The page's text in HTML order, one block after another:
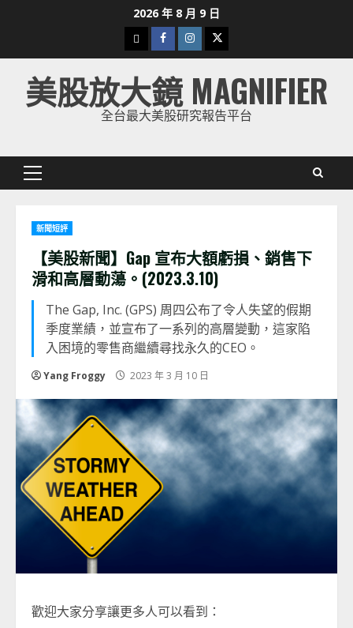
2026 年 8 月 9 日
下
載
美
股
Facebook
Instagram
Twitter
美股放大鏡 MAGNIFIER
全台最大美股研究報告平台
Primary
新聞短評
【美股新聞】Gap 宣布大額虧損、銷售下
滑和高層動蕩。(2023.3.10)
The Gap, Inc. (GPS) 周四公布了令人失望的假期
季度業績，並宣布了一系列的高層變動，這家陷
入困境的零售商繼續尋找永久的CEO。
Yang Froggy 2023 年 3 月 10 日
歡迎大家分享讓更多人可以看到：